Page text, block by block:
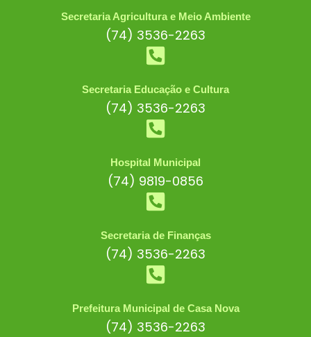
Secretaria Agricultura e Meio Ambiente
(74) 3536-2263
Secretaria Educação e Cultura
(74) 3536-2263
Hospital Municipal
(74) 9819-0856
Secretaria de Finanças
(74) 3536-2263
Prefeitura Municipal de Casa Nova
(74) 3536-2263